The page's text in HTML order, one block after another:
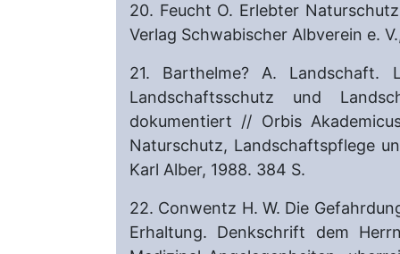
20. Feucht O. Erlebter
Verlag Schwabischer Albverein e.
21. Barthelme? A. Landschaft.
Landschaftsschutz und
dokumentiert // Orbis
Naturschutz, Landschaftspflege
Karl Alber, 1988. 384 S.
22. Conwentz H. W. Die
Erhaltung. Denkschrift dem